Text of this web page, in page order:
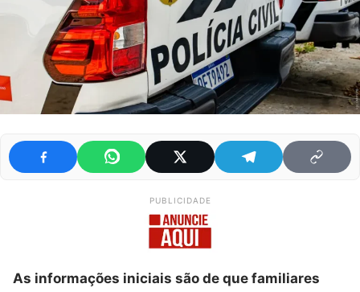
PUBLICIDADE
As informações iniciais são de que familiares